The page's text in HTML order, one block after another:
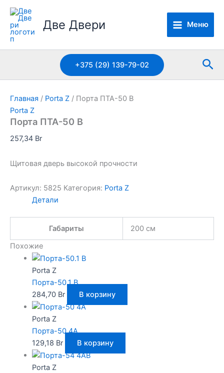
Перейти
содержимомуДве Двери Меню
+375 (29) 139-79-02
Главная / Porta Z / Порта ПТА-50 B
Porta Z
Порта ПТА-50 B
257,34 Br
Щитовая дверь высокой прочности
Артикул: 5825 Категория: Porta Z
Детали
Габариты
200 см
Похожие
Porta Z
Порта-50.1 B
284,70 Br В корзину
Porta Z
Порта-50 4A
129,18 Br В корзину
Porta Z